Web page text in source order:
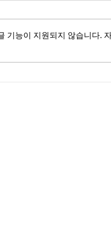
앙
기능이 지원되지 않습니다.